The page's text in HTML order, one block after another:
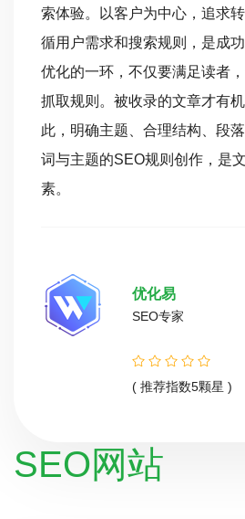
索体验。以客户为中心，追求
循用户需求和搜索规则，是成
优化的一环，不仅要满足读者
抓取规则。被收录的文章才有
此，明确主题、合理结构、段
词与主题的SEO规则创作，是
素。
优化易
SEO专家
( 推荐指数5颗星 )
SEO网站